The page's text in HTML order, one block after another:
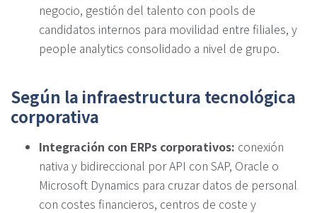
negocio, gestión del talento con pools de
candidatos internos para movilidad entre filiales, y
people analytics consolidado a nivel de grupo.
Según la infraestructura tecnológica
corporativa
Integración con ERPs corporativos: conexión
nativa y bidireccional por API con SAP, Oracle o
Microsoft Dynamics para cruzar datos de personal
con costes financieros, centros de coste y